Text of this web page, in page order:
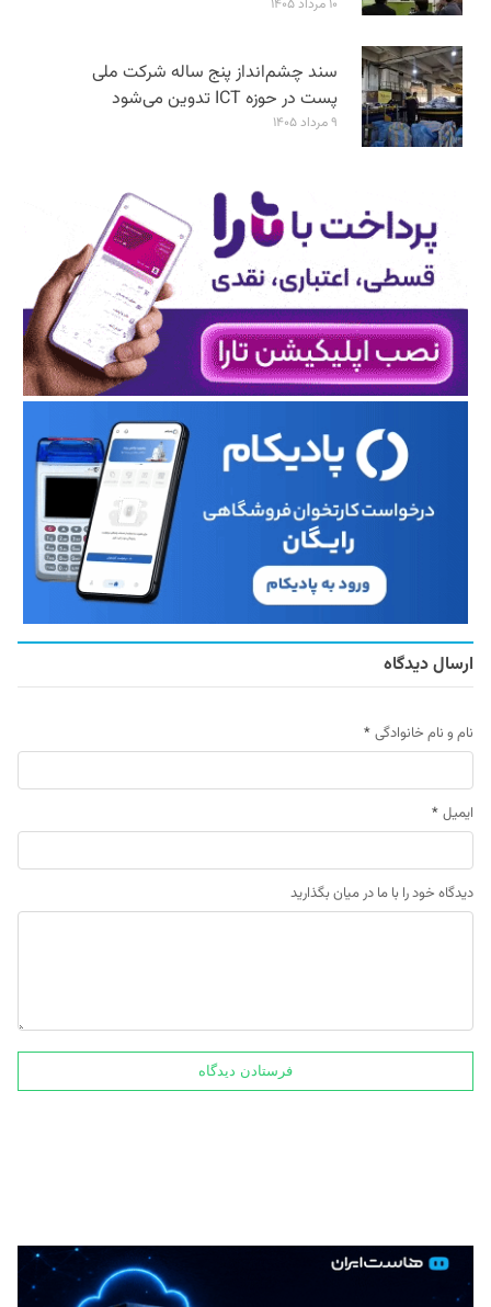
۱۰ مرداد ۱۴۰۵
سند چشم‌انداز پنج ساله شرکت ملی
پست در حوزه ICT تدوین می‌شود
۹ مرداد ۱۴۰۵
ارسال دیدگاه
نام و نام خانوادگی *
ایمیل *
دیدگاه خود را با ما در میان بگذارید